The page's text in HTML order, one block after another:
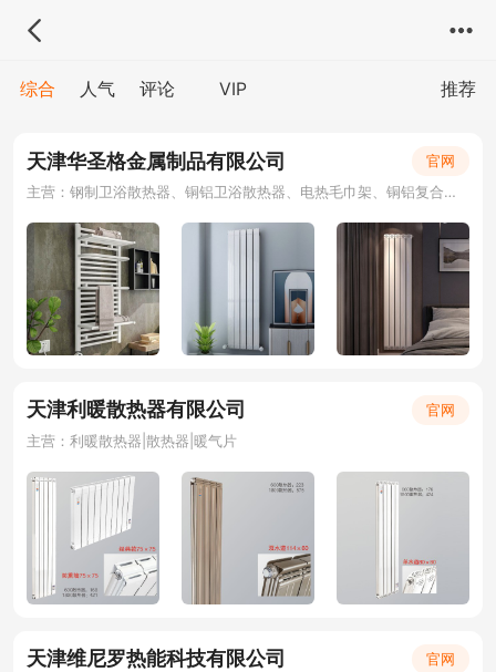
推荐
综合 人气 评论 VIP
天津华圣格金属制品有限公司
官网
主营：钢制卫浴散热器、铜铝卫浴散热器、电热毛巾架、铜铝复合暖气片、钢铝复合暖气片
天津利暖散热器有限公司
官网
主营：利暖散热器|散热器|暖气片
天津维尼罗热能科技有限公司
官网